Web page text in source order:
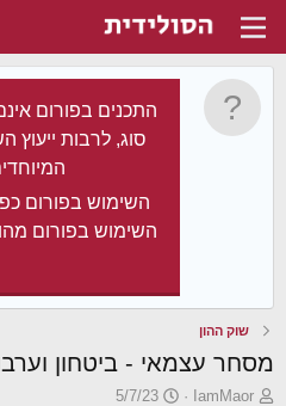
התכנים בפורום
סוג, לרבות
השימוש בפורום
השימוש בפורום
שוק ההון
מסחר עצמאי - ביטחון
פ
IamMaor
פ
5/7/23